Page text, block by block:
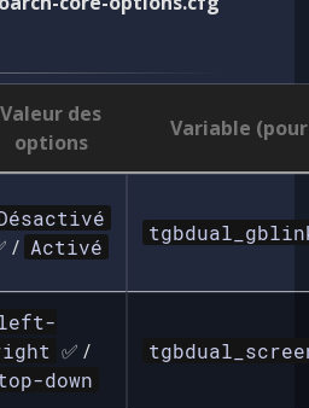
Valeur des
options
Variable
/ Activé
✅ /
down